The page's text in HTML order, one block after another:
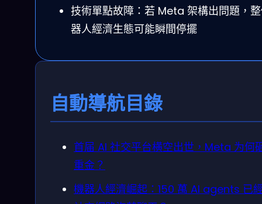
技術單點故障：若 Meta 架構出問題，
器人經濟生態可能瞬間停擺
自動導航目錄
首届 AI 社交平台横空出世，Meta 为何
重金？
機器人經濟崛起：150 萬 AI agents 已